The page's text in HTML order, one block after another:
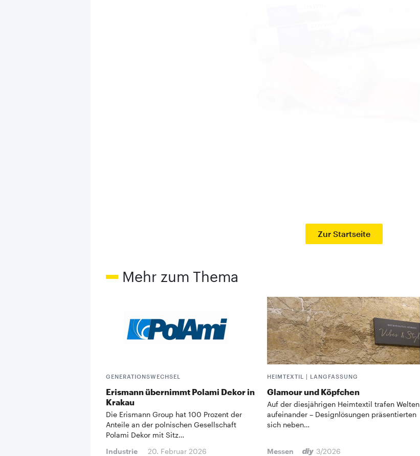
Zur Startseite
Mehr zum Thema
GENERATIONSWECHSEL
Erismann übernimmt Polami Dekor in
Krakau
Die Erismann Group hat 100 Prozent der
Anteile an der polnischen Gesellschaft
Polami Dekor mit Sitz…
Industrie
20. Februar 2026
HEIMTEXTIL | LANGFASSUNG
Glamour und Köpfchen
Auf der diesjährigen Heimtextil trafen Welten
aufeinander – Designlösungen präsentierten
sich neben…
Messen 3/2026